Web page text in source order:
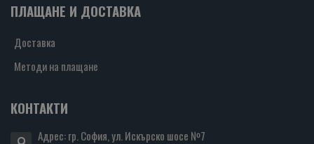
ПЛАЩАНЕ И ДОСТАВКА
Доставка
Методи на плащане
КОНТАКТИ
Адрес: гр. София, ул. Искърско шосе №7